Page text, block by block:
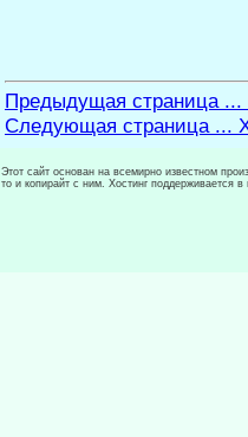
Предыдущая страница ...
Следующая страница ...
Этот сайт основан на всемирно известном
то и копирайт с ним. Хостинг поддерживается